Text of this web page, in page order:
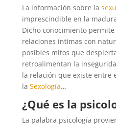
La información sobre la
imprescindible en la
Dicho conocimiento
relaciones íntimas con
posibles mitos que
retroalimentan la
la relación que existe entre
la Sexología…
¿Qué es la
La palabra psicología